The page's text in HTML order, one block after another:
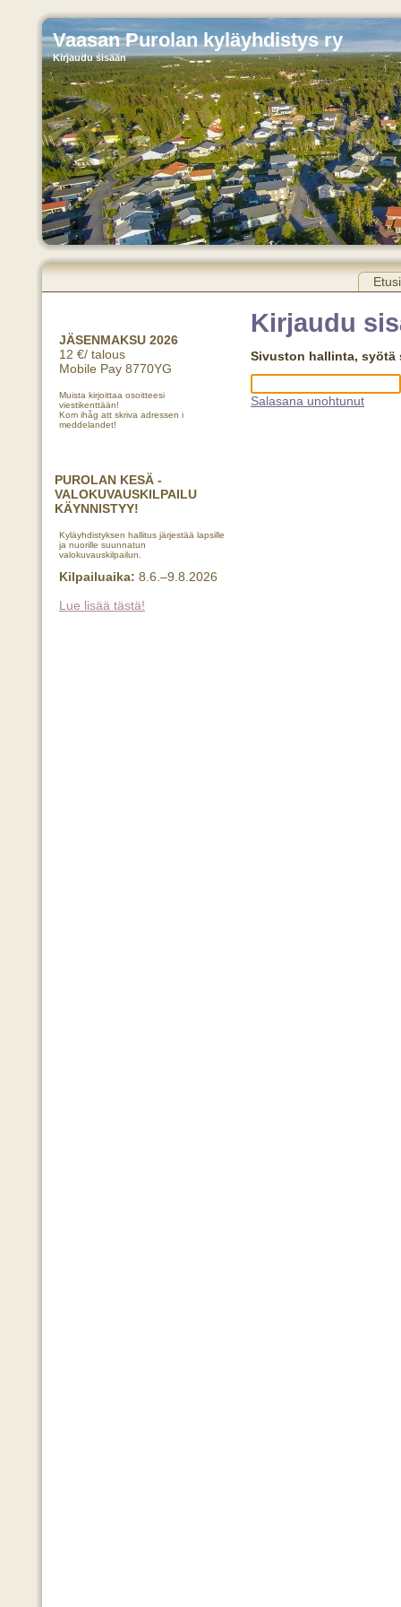
Vaasan Purolan kyläyhdistys ry
Kirjaudu sisään
JÄSENMAKSU 2026
12 €/ talous
Mobile Pay 8770YG
Muista kirjoittaa osoitteesi
viestikenttään!
Kom ihåg att skriva adressen i
meddelandet!
PUROLAN KESÄ -
VALOKUVAUSKILPAILU
KÄYNNISTYY!
Kyläyhdistyksen hallitus järjestää lapsille
ja nuorille suunnatun
valokuvauskilpailun.
Kilpailuaika: 8.6.–9.8.2026
Lue lisää tästä!
Kirjaudu
Sivuston hallinta, syötä
Salasana unohtunut